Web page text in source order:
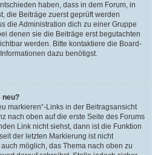
haben, dass in dem Forum, in
die Beiträge zuerst geprüft werden
die Administration dich zu einer Gruppe
denen sie die Beiträge erst begutachten
werden. Bitte kontaktiere die Board-
dazu benötigst.
neu?
markieren“-Links in der Beitragsansicht
nach oben auf die erste Seite des Forums
Link nicht siehst, dann ist die Funktion
der letzten Markierung ist nicht
möglich, das Thema nach oben zu